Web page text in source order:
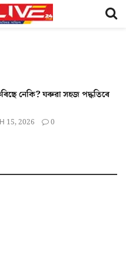
নেকি? ঘৰুৱা সহজ পদ্ধতিৰে
15, 2026 0